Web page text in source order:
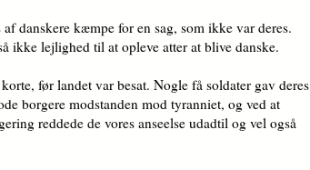
danskere kæmpe for en sag, som ikke var deres.
ikke lejlighed til at opleve atter at blive danske.
før landet var besat. Nogle få soldater gav deres
borgere modstanden mod tyranniet, og ved at
reddede de vores anseelse udadtil og vel også